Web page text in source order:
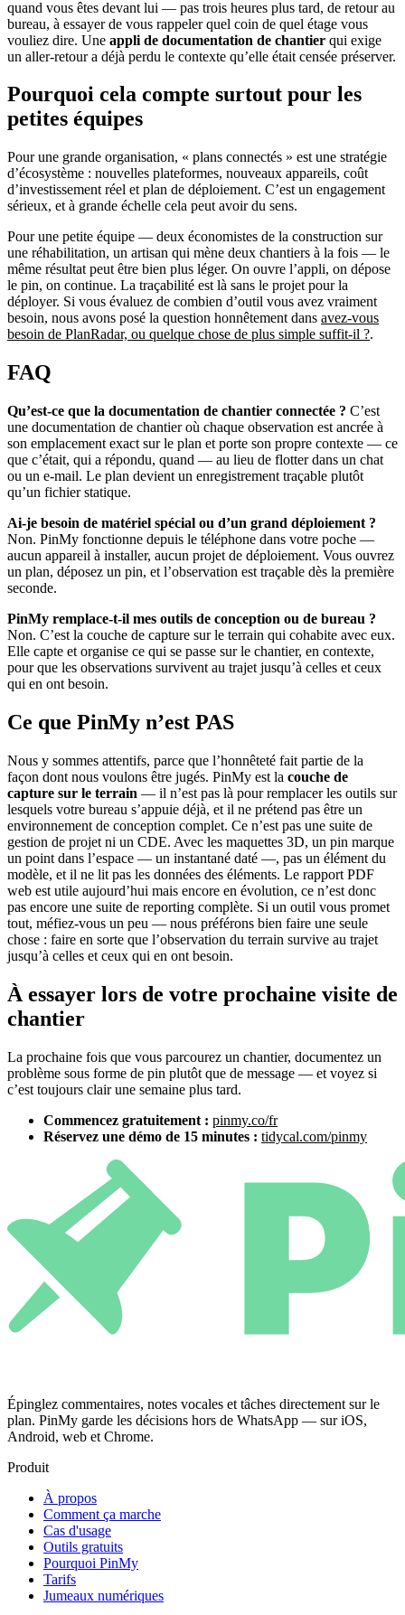
quand vous êtes devant lui — pas trois heures plus tard, de retour au
bureau, à essayer de vous rappeler quel coin de quel étage vous
vouliez dire. Une appli de documentation de chantier qui exige
un aller-retour a déjà perdu le contexte qu’elle était censée préserver.
Pourquoi cela compte surtout pour les
petites équipes
Pour une grande organisation, « plans connectés » est une stratégie
d’écosystème : nouvelles plateformes, nouveaux appareils, coût
d’investissement réel et plan de déploiement. C’est un engagement
sérieux, et à grande échelle cela peut avoir du sens.
Pour une petite équipe — deux économistes de la construction sur
une réhabilitation, un artisan qui mène deux chantiers à la fois — le
même résultat peut être bien plus léger. On ouvre l’appli, on dépose
le pin, on continue. La traçabilité est là sans le projet pour la
déployer. Si vous évaluez de combien d’outil vous avez vraiment
besoin, nous avons posé la question honnêtement dans avez-vous
besoin de PlanRadar, ou quelque chose de plus simple suffit-il ?.
FAQ
Qu’est-ce que la documentation de chantier connectée ? C’est
une documentation de chantier où chaque observation est ancrée à
son emplacement exact sur le plan et porte son propre contexte — ce
que c’était, qui a répondu, quand — au lieu de flotter dans un chat
ou un e-mail. Le plan devient un enregistrement traçable plutôt
qu’un fichier statique.
Ai-je besoin de matériel spécial ou d’un grand déploiement ?
Non. PinMy fonctionne depuis le téléphone dans votre poche —
aucun appareil à installer, aucun projet de déploiement. Vous ouvrez
un plan, déposez un pin, et l’observation est traçable dès la première
seconde.
PinMy remplace-t-il mes outils de conception ou de bureau ?
Non. C’est la couche de capture sur le terrain qui cohabite avec eux.
Elle capte et organise ce qui se passe sur le chantier, en contexte,
pour que les observations survivent au trajet jusqu’à celles et ceux
qui en ont besoin.
Ce que PinMy n’est PAS
Nous y sommes attentifs, parce que l’honnêteté fait partie de la
façon dont nous voulons être jugés. PinMy est la couche de
capture sur le terrain — il n’est pas là pour remplacer les outils sur
lesquels votre bureau s’appuie déjà, et il ne prétend pas être un
environnement de conception complet. Ce n’est pas une suite de
gestion de projet ni un CDE. Avec les maquettes 3D, un pin marque
un point dans l’espace — un instantané daté —, pas un élément du
modèle, et il ne lit pas les données des éléments. Le rapport PDF
web est utile aujourd’hui mais encore en évolution, ce n’est donc
pas encore une suite de reporting complète. Si un outil vous promet
tout, méfiez-vous un peu — nous préférons bien faire une seule
chose : faire en sorte que l’observation du terrain survive au trajet
jusqu’à celles et ceux qui en ont besoin.
À essayer lors de votre prochaine visite de
chantier
La prochaine fois que vous parcourez un chantier, documentez un
problème sous forme de pin plutôt que de message — et voyez si
c’est toujours clair une semaine plus tard.
Commencez gratuitement : pinmy.co/fr
Réservez une démo de 15 minutes : tidycal.com/pinmy
Épinglez commentaires, notes vocales et tâches directement sur le
plan. PinMy garde les décisions hors de WhatsApp — sur iOS,
Android, web et Chrome.
Produit
À propos
Comment ça marche
Cas d'usage
Outils gratuits
Pourquoi PinMy
Tarifs
Jumeaux numériques